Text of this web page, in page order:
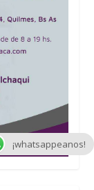
¡whatsappeanos!